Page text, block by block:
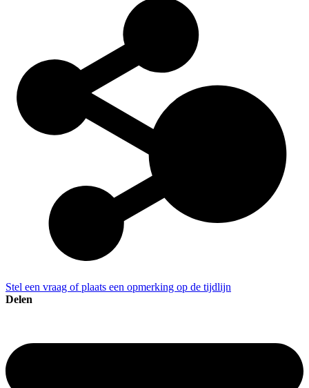
Stel een vraag of plaats een opmerking op de tijdlijn
Delen